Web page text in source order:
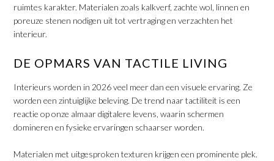
ruimtes karakter. Materialen zoals kalkverf, zachte wol, linnen en
poreuze stenen nodigen uit tot vertraging en verzachten het
interieur.
DE OPMARS VAN TACTILE LIVING
Interieurs worden in 2026 veel meer dan een visuele ervaring. Ze
worden een zintuiglijke beleving. De trend naar tactiliteit is een
reactie op onze almaar digitalere levens, waarin schermen
domineren en fysieke ervaringen schaarser worden.
​Materialen met uitgesproken texturen krijgen een prominente plek.